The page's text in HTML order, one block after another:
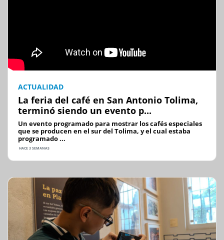
ACTUALIDAD
La feria del café en San Antonio Tolima,
terminó siendo un evento p...
Un evento programado para mostrar los cafés especiales
que se producen en el sur del Tolima, y el cual estaba
programado ...
HACE 3 SEMANAS